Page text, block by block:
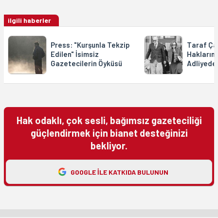
ilgili haberler
Press: "Kurşunla Tekzip
Edilen" İsimsiz
Gazetecilerin Öyküsü
Taraf
Hak odaklı, çok sesli, bağımsız gazeteciliği
güçlendirmek için bianet desteğinizi
bekliyor.
GOOGLE ILE KATKIDA BULUNUN